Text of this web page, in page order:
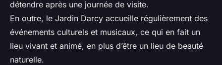
détendre après une journée de visite.
En outre, le Jardin Darcy accueille régulièrement des
événements culturels et musicaux, ce qui en fait un
lieu vivant et animé, en plus d’être un lieu de beauté
naturelle.